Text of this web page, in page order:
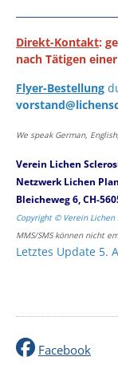
Direkt-Kontakt:
nach Tätigen
Flyer-Bestellung
We speak German,
Verein Lichen
Netzwerk Lichen
Bleicheweg 6, CH-
Copyright © Verein Lichen
MMS/SMS können nicht
Letztes Update 5.
Facebook